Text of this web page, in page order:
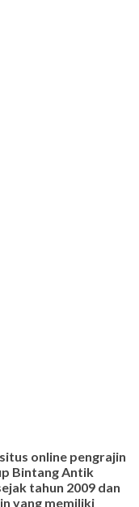
online pengrajin
Bintang Antik
tahun 2009 dan
yang memiliki